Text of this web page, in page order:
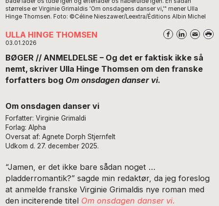
størrelse er Virginie Grimaldis 'Om onsdagens danser vi,'" mener Ulla
Hinge Thomsen. Foto: ©Céline Nieszawer/Leextra/Éditions Albin Michel
ULLA HINGE THOMSEN
03.01.2026
BØGER // ANMELDELSE – Og det er faktisk ikke så
nemt, skriver Ulla Hinge Thomsen om den franske
forfatters bog Om onsdagen danser vi.
Om onsdagen danser vi
Forfatter: Virginie Grimaldi
Forlag: Alpha
Oversat af: Agnete Dorph Stjernfelt
Udkom d. 27. december 2025.
“Jamen, er det ikke bare sådan noget …
pladderromantik?” sagde min redaktør, da jeg foreslog
at anmelde franske Virginie Grimaldis nye roman med
den inciterende titel Om onsdagen danser vi.